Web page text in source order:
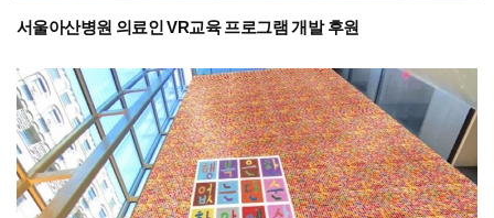
서울아산병원 의료인 VR교육 프로그램 개발 후원